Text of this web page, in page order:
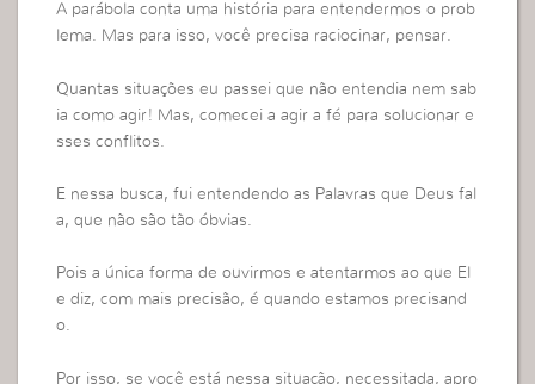
A parábola conta uma história para entendermos o prob
lema. Mas para isso, você precisa raciocinar, pensar.
Quantas situações eu passei que não entendia nem sab
ia como agir! Mas, comecei a agir a fé para solucionar e
sses conflitos.
E nessa busca, fui entendendo as Palavras que Deus fal
a, que não são tão óbvias.
Pois a única forma de ouvirmos e atentarmos ao que El
e diz, com mais precisão, é quando estamos precisand
o.
Por isso, se você está nessa situação, necessitada, apro